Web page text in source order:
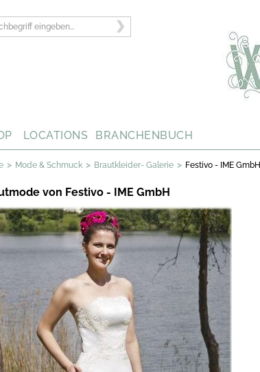
LOCATIONS BRANCHENBUCH
> Mode & Schmuck > Brautkleider- Galerie > Festivo - IME GmbH
von Festivo - IME GmbH